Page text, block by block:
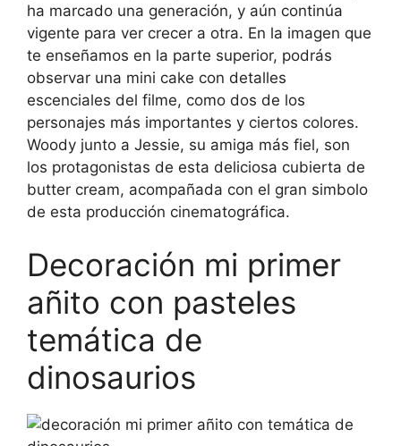
ha marcado una generación, y aún continúa
vigente para ver crecer a otra. En la imagen que
te enseñamos en la parte superior, podrás
observar una mini cake con detalles
escenciales del filme, como dos de los
personajes más importantes y ciertos colores.
Woody junto a Jessie, su amiga más fiel, son
los protagonistas de esta deliciosa cubierta de
butter cream, acompañada con el gran simbolo
de esta producción cinematográfica.
Decoración mi primer
añito con pasteles
temática de
dinosaurios